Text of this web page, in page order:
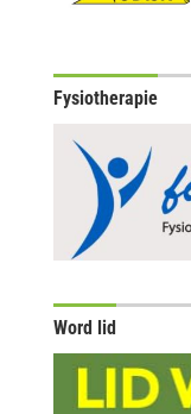
Fysiotherapie
Word lid